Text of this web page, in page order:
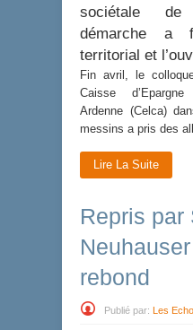
sociétale de
démarche a
territorial et
Fin avril, le
Caisse
Ardenne (Celca)
messins a pris des
Lire La Suite
Repris par
rebond
Publié par: Les